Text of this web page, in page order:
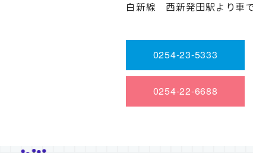
白新線 西新発田駅より車
0254-23-5333
0254-22-6688